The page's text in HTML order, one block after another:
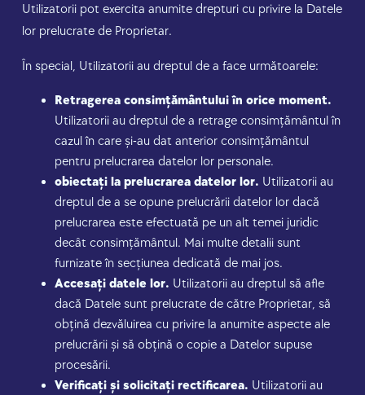
Utilizatorii pot exercita anumite drepturi cu privire la Datele
lor prelucrate de Proprietar.
În special, Utilizatorii au dreptul de a face următoarele:
Retragerea consimțământului în orice moment.
Utilizatorii au dreptul de a retrage consimțământul în
cazul în care și-au dat anterior consimțământul
pentru prelucrarea datelor lor personale.
obiectați la prelucrarea datelor lor. Utilizatorii au
dreptul de a se opune prelucrării datelor lor dacă
prelucrarea este efectuată pe un alt temei juridic
decât consimțământul. Mai multe detalii sunt
furnizate în secțiunea dedicată de mai jos.
Accesați datele lor. Utilizatorii au dreptul să afle
dacă Datele sunt prelucrate de către Proprietar, să
obțină dezvăluirea cu privire la anumite aspecte ale
prelucrării și să obțină o copie a Datelor supuse
procesării.
Verificați și solicitați rectificarea. Utilizatorii au